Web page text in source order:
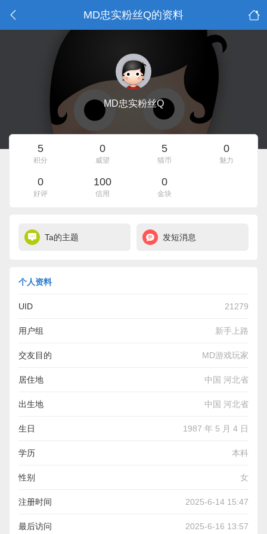
MD忠实粉丝Q的资料
MD忠实粉丝Q
5
积分
0
威望
5
猫币
0
魅力
0
好评
100
信用
0
金块
Ta的主题 发短消息
个人资料
UID 21279
用户组 新手上路
交友目的 MD游戏玩家
居住地 中国 河北省
出生地 中国 河北省
生日 1987 年 5 月 4 日
学历 本科
性别 女
注册时间 2025-6-14 15:47
最后访问 2025-6-16 13:57